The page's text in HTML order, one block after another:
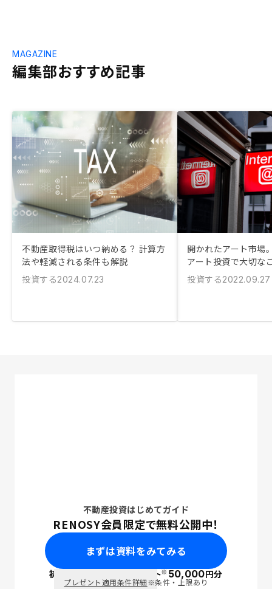
編集部おすすめ記事
MAGAZINE
不動産取得税はいつ納める？ 計算方
法や軽減される条件も解説
投資する2024.07.23
開かれたアート市場
アート投資で大切な
投資する2022.09.27
不動産投資はじめてガイド
RENOSY会員限定で無料公開中！
まずは資料をみてみる
初回面談で ポイント※50,000円分
プレゼント適用条件詳細※条件・上限あり